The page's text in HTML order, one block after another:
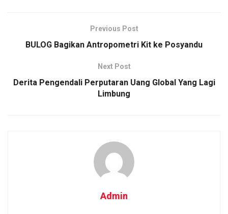
Previous Post
BULOG Bagikan Antropometri Kit ke Posyandu
Next Post
Derita Pengendali Perputaran Uang Global Yang Lagi
Limbung
Admin